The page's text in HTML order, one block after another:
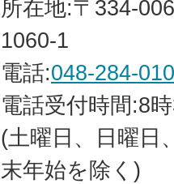
所在地:〒334-
1060-1
電話:048-284-
電話受付時間:8
(土曜日、日曜日
末年始を除く)